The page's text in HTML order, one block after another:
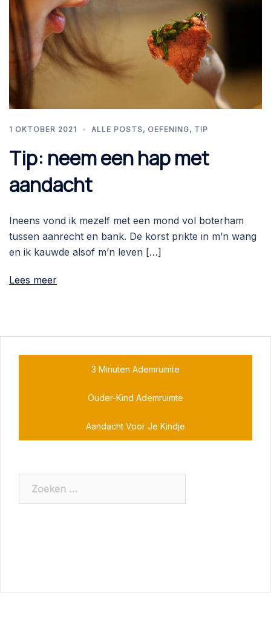
1 OKTOBER 2021 ALLE POSTS, OEFENING, TIP
Tip: neem een hap met
aandacht
Ineens vond ik mezelf met een mond vol boterham
tussen aanrecht en bank. De korst prikte in m’n wang
en ik kauwde alsof m’n leven […]
Lees meer
3 Minuten Ademruimte
Ouder-Kind Ademruimte
Aandacht Voor Je Kindje
naar: